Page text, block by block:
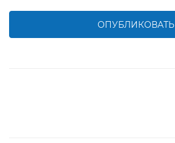
ОПУБЛИКОВАТЬ